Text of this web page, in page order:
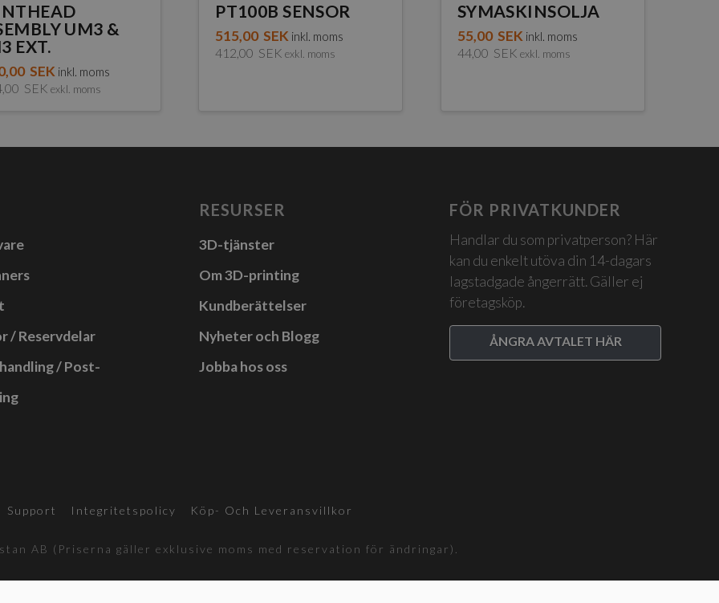
UM3 &
EXT.
SEK inkl. moms
SEK exkl. moms
PT100B SENSOR
515,00 SEK inkl. moms
412,00 SEK exkl. moms
SYMASKINSOLJA
55,00 SEK inkl. moms
44,00 SEK exkl. moms
/ Reservdelar
/ Post-
RESURSER
3D-tjänster
Om 3D-printing
Kundberättelser
Nyheter och Blogg
Jobba hos oss
FÖR PRIVATKUNDER
Handlar du som privatperson? Här
kan du enkelt utöva din 14-dagars
lagstadgade ångerrätt. Gäller ej
företagsköp.
ÅNGRA AVTALET HÄR
Support Integritetspolicy Köp- Och Leveransvillkor
AB (Priserna gäller exklusive moms med reservation för ändringar).